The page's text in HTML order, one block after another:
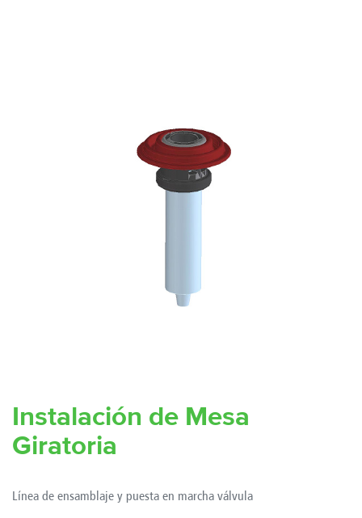
Instalación de Mesa
Giratoria
Línea de ensamblaje y puesta en marcha válvula